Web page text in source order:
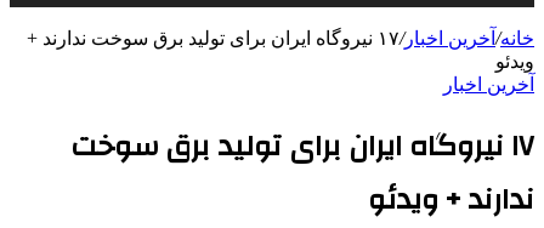
خانه/ آخرین اخبار/
۱۷ نیروگاه ایران برای تولید برق سوخت ندارند +
ویدئو
آخرین اخبار
۱۷ نیروگاه ایران برای تولید برق سوخت
ندارند + ویدئو